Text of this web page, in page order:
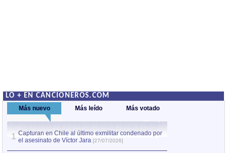
LO + EN CANCIONEROS.COM
Más nuevo Más leído Más votado
1 Capturan en Chile al último exmilitar condenado por
el asesinato de Víctor Jara [27/07/2026]